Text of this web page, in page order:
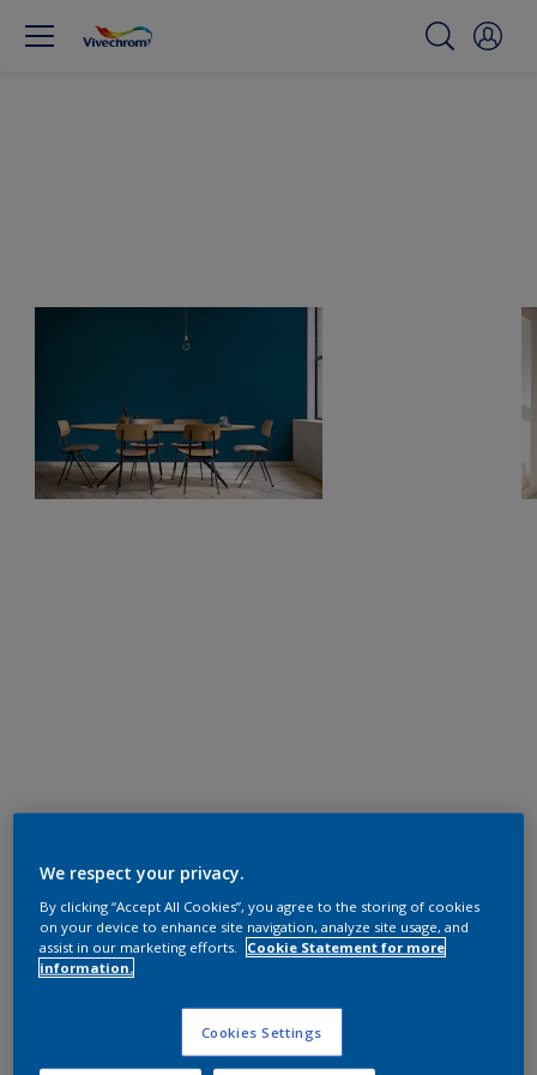
We respect your privacy.
By clicking “Accept All Cookies”, you agree to the storing of cookies
on your device to enhance site navigation, analyze site usage, and
assist in our marketing efforts.
Cookie Statement for more
information.
Cookies Settings